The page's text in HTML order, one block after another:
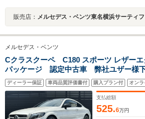
販売店： メルセデス・ベンツ東名横浜サーティ
メルセデス・ベンツ
Cクラスクーペ C180 スポーツ レザーエ
パッケージ 認定中古車 弊社ユザー様
ドアップディスプレイ エアバランスパ
リー付き電動シート シートヒーター
ティパッケージ バックカメラ エアサス
ディーラー保証 車両品質評価書付 購入プラン付 オン
支払総額
525.6万円